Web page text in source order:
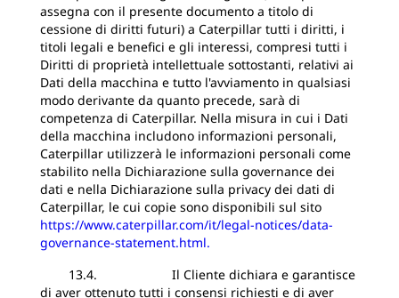
assegna con il presente documento a titolo di
cessione di diritti futuri) a Caterpillar tutti i diritti, i
titoli legali e benefici e gli interessi, compresi tutti i
Diritti di proprietà intellettuale sottostanti, relativi ai
Dati della macchina e tutto l'avviamento in qualsiasi
modo derivante da quanto precede, sarà di
competenza di Caterpillar. Nella misura in cui i Dati
della macchina includono informazioni personali,
Caterpillar utilizzerà le informazioni personali come
stabilito nella Dichiarazione sulla governance dei
dati e nella Dichiarazione sulla privacy dei dati di
Caterpillar, le cui copie sono disponibili sul sito
https://www.caterpillar.com/it/legal-notices/data-
governance-statement.html.
13.4. Il Cliente dichiara e garantisce
di aver ottenuto tutti i consensi richiesti e di aver